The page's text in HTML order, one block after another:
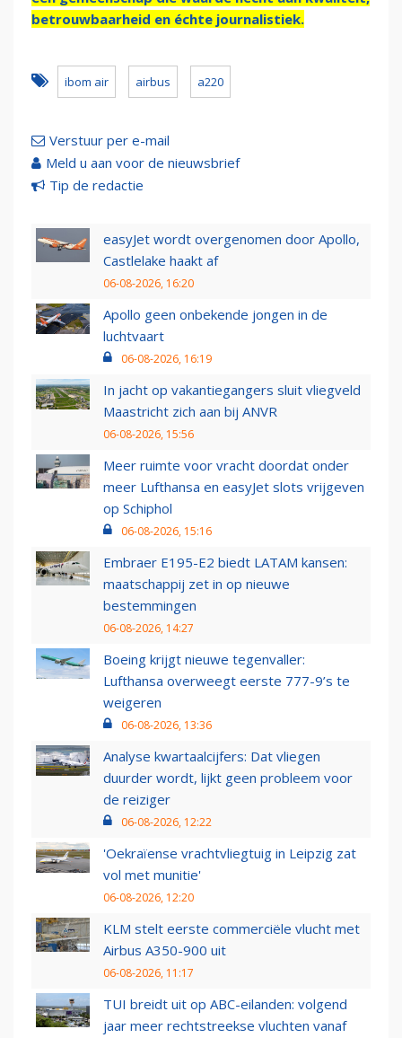
betrouwbaarheid en échte journalistiek.
ibom air airbus a220
Verstuur per e-mail
Meld u aan voor de nieuwsbrief
Tip de redactie
easyJet wordt overgenomen door Apollo,
Castlelake haakt af
06-08-2026, 16:20
Apollo geen onbekende jongen in de
luchtvaart
06-08-2026, 16:19
In jacht op vakantiegangers sluit vliegveld
Maastricht zich aan bij ANVR
06-08-2026, 15:56
Meer ruimte voor vracht doordat onder
meer Lufthansa en easyJet slots vrijgeven
op Schiphol
06-08-2026, 15:16
Embraer E195-E2 biedt LATAM kansen:
maatschappij zet in op nieuwe
bestemmingen
06-08-2026, 14:27
Boeing krijgt nieuwe tegenvaller:
Lufthansa overweegt eerste 777-9’s te
weigeren
06-08-2026, 13:36
Analyse kwartaalcijfers: Dat vliegen
duurder wordt, lijkt geen probleem voor
de reiziger
06-08-2026, 12:22
'Oekraïense vrachtvliegtuig in Leipzig zat
vol met munitie'
06-08-2026, 12:20
KLM stelt eerste commerciële vlucht met
Airbus A350-900 uit
06-08-2026, 11:17
TUI breidt uit op ABC-eilanden: volgend
jaar meer rechtstreekse vluchten vanaf